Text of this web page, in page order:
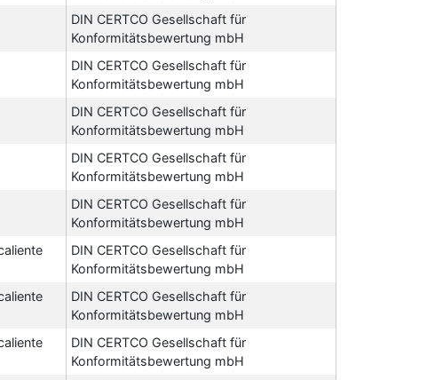
DIN CERTCO Gesellschaft für
Konformitätsbewertung mbH
DIN CERTCO Gesellschaft für
Konformitätsbewertung mbH
DIN CERTCO Gesellschaft für
Konformitätsbewertung mbH
DIN CERTCO Gesellschaft für
Konformitätsbewertung mbH
DIN CERTCO Gesellschaft für
Konformitätsbewertung mbH
DIN CERTCO Gesellschaft für
Konformitätsbewertung mbH
DIN CERTCO Gesellschaft für
Konformitätsbewertung mbH
DIN CERTCO Gesellschaft für
Konformitätsbewertung mbH